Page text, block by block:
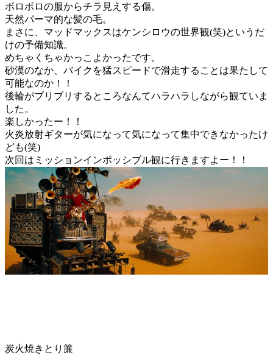
ボロボロの服からチラ見えする傷。
天然パーマ的な髪の毛。
まさに、マッドマックスはケンシロウの世界観(笑)というだ
けの予備知識。
めちゃくちゃかっこよかったです。
砂漠のなか、バイクを猛スピードで滑走することは果たして
可能なのか！！
後輪がブリブリするところなんてハラハラしながら観ていま
した。
楽しかったー！！
火炎放射ギターが気になって気になって集中できなかったけ
ども(笑)
次回はミッションインポッシブル観に行きますよー！！
炭火焼きとり簾